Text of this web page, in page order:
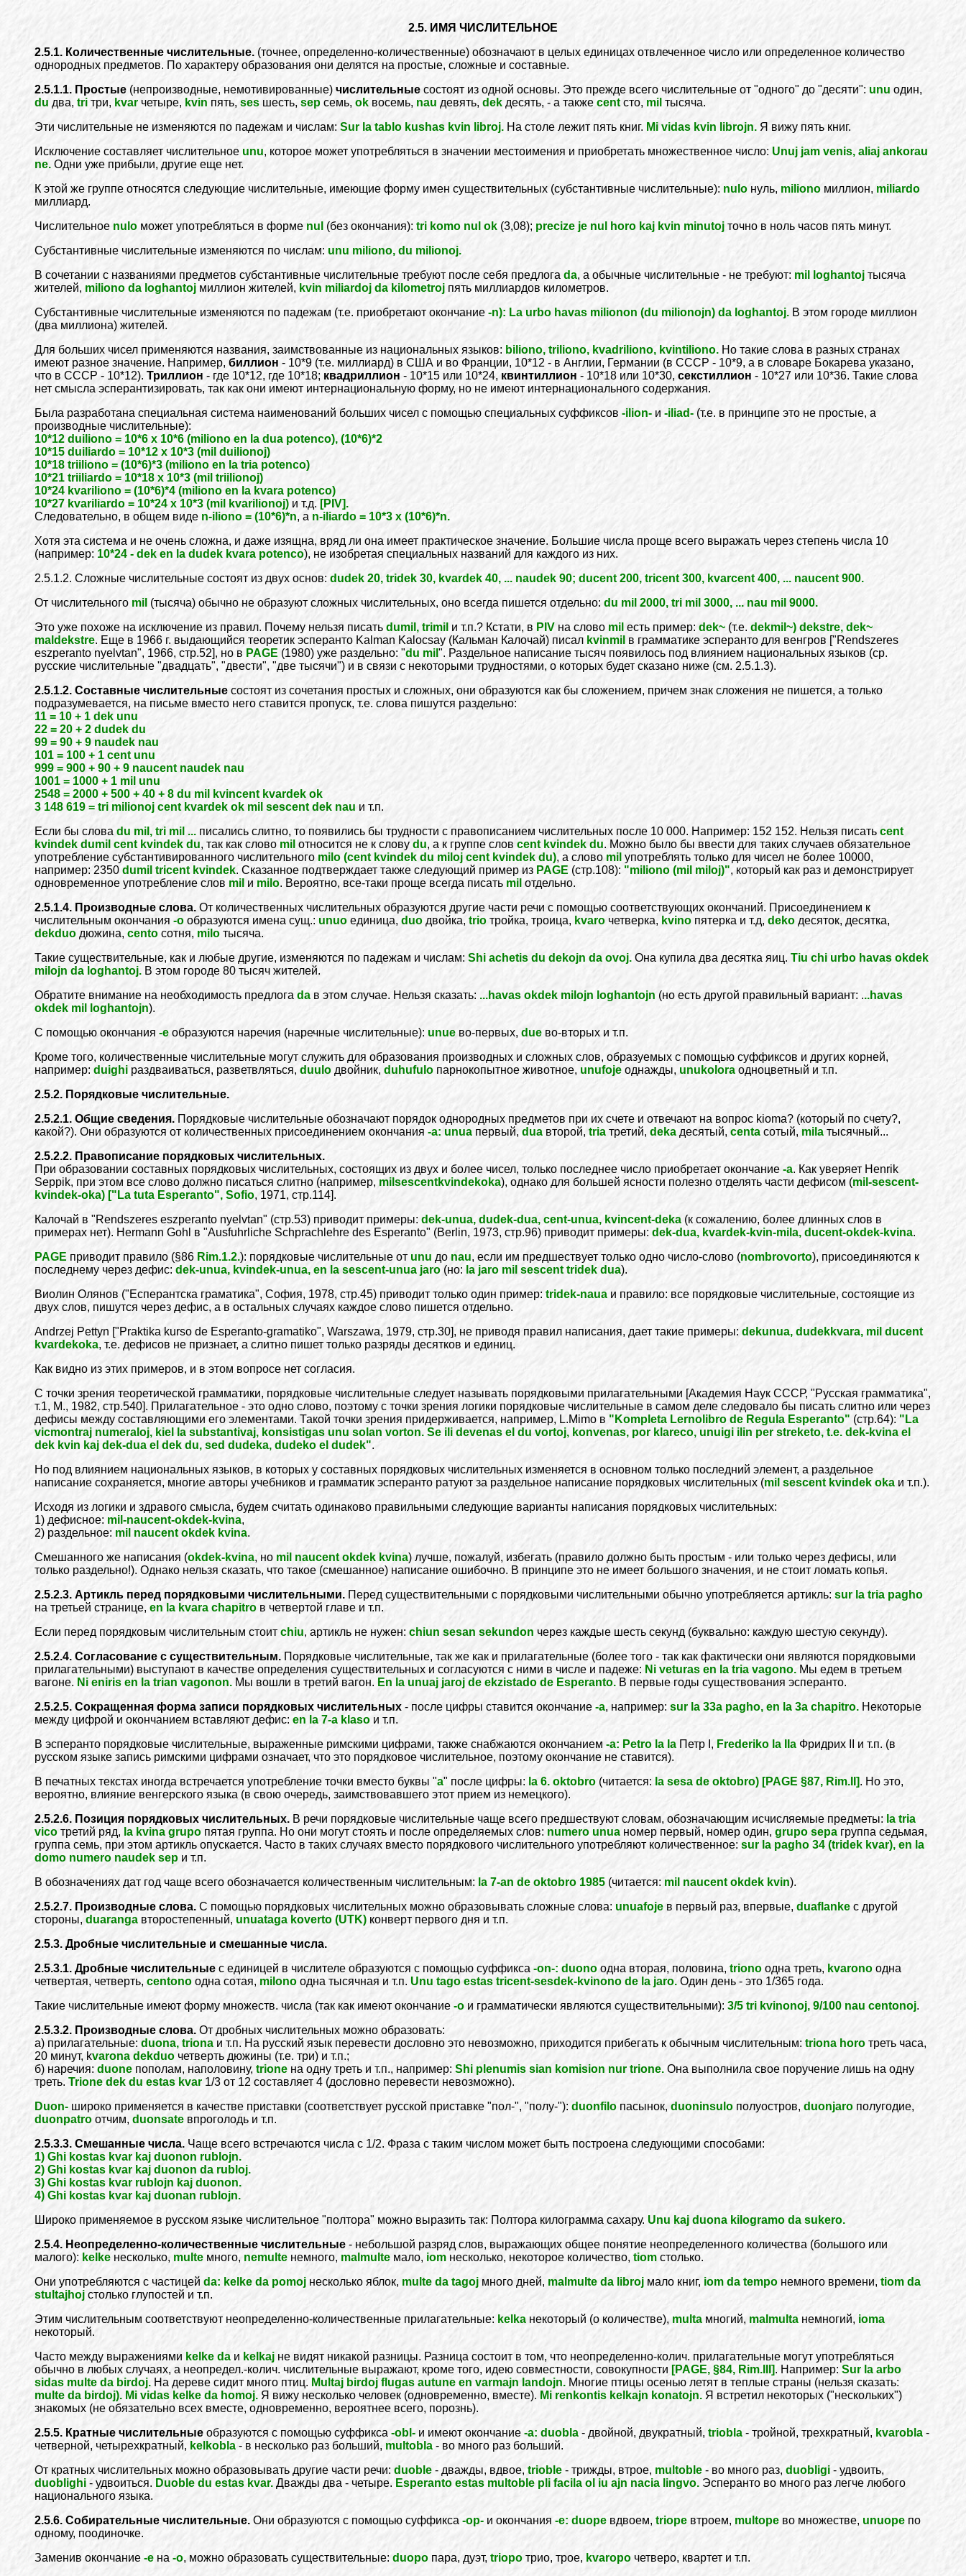
2.5. ИМЯ ЧИСЛИТЕЛЬНОЕ
2.5.1. Количественные числительные. (точнее, определенно-количественные) обозначают в целых единицах отвлеченное число или определенное количество
однородных предметов. По характеру образования они делятся на простые, сложные и составные.
2.5.1.1. Простые (непроизводные, немотивированные) числительные состоят из одной основы. Это прежде всего числительные от "одного" до "десяти": unu один,
du два, tri три, kvar четыре, kvin пять, ses шесть, sep семь, ok восемь, nau девять, dek десять, - а также centсто, mil тысяча.
Эти числительные не изменяются по падежам и числам: Sur la tablo kushas kvin libroj. На столе лежит пять книг. Mi vidas kvin librojn. Я вижу пять книг.
Исключение составляет числительное unu, которое может употребляться в значении местоимения и приобретать множественное число: Unuj jam venis, aliaj ankorau
ne. Одни уже прибыли, другие еще нет.
К этой же группе относятся следующие числительные, имеющие форму имен существительных (субстантивные числительные): nulo нуль, miliono миллион, miliardo
миллиард.
Числительное nulo может употребляться в форме nul (без окончания): tri komo nul ok (3,08); precize je nul horo kaj kvin minutoj точно в ноль часов пять минут.
Субстантивные числительные изменяются по числам: unu miliono, du milionoj.
В сочетании с названиями предметов субстантивные числительные требуют после себя предлога da, а обычные числительные - не требуют: mil loghantoj тысяча
жителей, miliono da loghantoj миллион жителей, kvin miliardoj da kilometroj пять миллиардов километров.
Субстантивные числительные изменяются по падежам (т.е. приобретают окончание -n): La urbo havas milionon (du milionojn) da loghantoj. В этом городе миллион
(два миллиона) жителей.
Для больших чисел применяются названия, заимствованные из национальных языков: biliono, triliono, kvadriliono, kvintiliono. Но такие слова в разных странах
имеют разное значение. Например, биллион - 10*9 (т.е. миллиард) в США и во Франции, 10*12 - в Англии, Германии (в СССР - 10*9, а в словаре Бокарева указано,
что в СССР - 10*12). Триллион - где 10*12, где 10*18; квадриллион - 10*15 или 10*24, квинтиллион - 10*18 или 10*30, секстиллион - 10*27 или 10*36. Такие слова
нет смысла эсперантизировать, так как они имеют интернациональную форму, но не имеют интернационального содержания.
Была разработана специальная система наименований больших чисел с помощью специальных суффиксов -ilion- и -iliad- (т.е. в принципе это не простые, а
производные числительные):
10*12 duiliono = 10*6 x 10*6 (miliono en la dua potenco), (10*6)*2
10*15 duiliardo = 10*12 x 10*3 (mil duilionoj)
10*18 triiliono = (10*6)*3 (miliono en la tria potenco)
10*21 triiliardo = 10*18 x 10*3 (mil triilionoj)
10*24 kvariliono = (10*6)*4 (miliono en la kvara potenco)
10*27 kvariliardo = 10*24 x 10*3 (mil kvarilionoj) и т.д. [PIV].
Следовательно, в общем виде n-iliono = (10*6)*n, а n-iliardo = 10*3 x (10*6)*n.
Хотя эта система и не очень сложна, и даже изящна, вряд ли она имеет практическое значение. Большие числа проще всего выражать через степень числа 10
(например: 10*24 - dek en la dudek kvara potenco), не изобретая специальных названий для каждого из них.
2.5.1.2. Сложные числительные состоят из двух основ: dudek 20, tridek 30, kvardek 40, ... naudek 90; ducent 200, tricent 300, kvarcent 400, ... naucent 900.
От числительного mil (тысяча) обычно не образуют сложных числительных, оно всегда пишется отдельно: du mil 2000, tri mil 3000, ... nau mil 9000.
Это уже похоже на исключение из правил. Почему нельзя писать dumil, trimil и т.п.? Кстати, в PIV на слово mil есть пример: dek~ (т.е. dekmil~) dekstre, dek~
maldekstre. Еще в 1966 г. выдающийся теоретик эсперанто Kalman Kalocsay (Кальман Калочай) писал kvinmil в грамматике эсперанто для венгров ["Rendszeres
eszperanto nyelvtan", 1966, стр.52], но в PAGE (1980) уже раздельно: "du mil ". Раздельное написание тысяч появилось под влиянием национальных языков (ср.
русские числительные "двадцать", "двести", "две тысячи") и в связи с некоторыми трудностями, о которых будет сказано ниже (см. 2.5.1.3).
2.5.1.2. Составные числительные состоят из сочетания простых и cложных, они образуются как бы сложением, причем знак сложения не пишется, а только
подразумевается, на письме вместо него ставится пропуск, т.е. слова пишутся раздельно:
11 = 10 + 1 dek unu
22 = 20 + 2 dudek du
99 = 90 + 9 naudek nau
101 = 100 + 1 cent unu
999 = 900 + 90 + 9 naucent naudek nau
1001 = 1000 + 1 mil unu
2548 = 2000 + 500 + 40 + 8 du mil kvincent kvardek ok
3 148 619 = tri milionoj cent kvardek ok mil sescent dek nau и т.п.
Если бы слова du mil, tri mil ... писались слитно, то появились бы трудности с правописанием числительных после 10 000. Например: 152 152. Нельзя писать cent
kvindek dumil cent kvindek du, так как слово mil относится не к слову du, а к группе слов cent kvindek du. Можно было бы ввести для таких случаев обязательное
употребление субстантивированного числительного milo (cent kvindek du miloj cent kvindek du), а слово mil употреблять только для чисел не более 10000,
например: 2350 dumil tricent kvindek. Сказанное подтверждает также следующий пример из PAGE (стр.108): "miliono (mil miloj)", который как раз и демонстрирует
одновременное употребление слов mil и milo. Вероятно, все-таки проще всегда писать mil отдельно.
2.5.1.4. Производные слова. От количественных числительных образуются другие части речи с помощью соответствующих окончаний. Присоединением к
числительным окончания -о образуются имена сущ.: unuo единица, duo двойка, trio тройка, троица, kvaro четверка, kvino пятерка и т.д, deko десяток, десятка,
dekduo дюжина, cento сотня, milo тысяча.
Такие существительные, как и любые другие, изменяются по падежам и числам: Shi achetis du dekojn da ovoj. Она купила два десятка яиц. Tiu chi urbo havas okdek
milojn da loghantoj. В этом городе 80 тысяч жителей.
Обратите внимание на необходимость предлога da в этом случае. Нельзя сказать: ...havas okdek milojn loghantojn (но есть другой правильный вариант: ...havas
okdek mil loghantojn).
С помощью окончания -е образуются наречия (наречные числительные): unue во-первых, due во-вторых и т.п.
Кроме того, количественные числительные могут служить для образования производных и сложных слов, образуемых с помощью суффиксов и других корней,
например: duighi раздваиваться, разветвляться, duulo двойник, duhufulo парнокопытное животное, unufoje однажды, unukolora одноцветный и т.п.
2.5.2. Порядковые числительные.
2.5.2.1. Общие сведения. Порядковые числительные обозначают порядок однородных предметов при их счете и отвечают на вопрос kioma? (который по счету?,
какой?). Они образуются от количественных присоединением окончания -а: unua первый, dua второй, tria третий, deka десятый, centa сотый, mila тысячный...
2.5.2.2. Правописание порядковых числительных.
При образовании составных порядковых числительных, состоящих из двух и более чисел, только последнее число приобретает окончание -а. Как уверяет Henrik
Seppik, при этом все слово должно писаться слитно (например, milsescentkvindekoka), однако для большей ясности полезно отделять части дефисом (mil-sescent-
kvindek-oka) ["La tuta Esperanto", Sofio, 1971, стр.114].
Калочай в "Rendszeres eszperanto nyelvtan" (стр.53) приводит примеры: dek-unua, dudek-dua, cent-unua, kvincent-deka (к сожалению, более длинных слов в
примерах нет). Hermann Gohl в "Ausfuhrliche Schprachlehre des Esperanto" (Berlin, 1973, стр.96) приводит примеры: dek-dua, kvardek-kvin-mila, ducent-okdek-kvina.
PAGE приводит правило (§86 Rim.1.2.): порядковые числительные от unu до nau, если им предшествует только одно число-слово (nombrovorto), присоединяются к
последнему через дефис: dek-unua, kvindek-unua, en la sescent-unua jaro (но: la jaro mil sescent tridek dua).
Виолин Олянов ("Есперантска граматика", София, 1978, стр.45) приводит только один пример: tridek-naua и правило: все порядковые числительные, состоящие из
двух слов, пишутся через дефис, а в остальных случаях каждое слово пишется отдельно.
Andrzej Pettyn ["Praktika kurso de Esperanto-gramatiko", Warszawa, 1979, стр.30], не приводя правил написания, дает такие примеры: dekunua, dudekkvara, mil ducent
kvardekoka, т.е. дефисов не признает, а слитно пишет только разряды десятков и единиц.
Как видно из этих примеров, и в этом вопросе нет согласия.
С точки зрения теоретической грамматики, порядковые числительные следует называть порядковыми прилагательными [Академия Наук СССР, "Русская грамматика",
т.1, М., 1982, стр.540]. Прилагательное - это одно слово, поэтому с точки зрения логики порядковые числительные в самом деле следовало бы писать слитно или через
дефисы между составляющими его элементами. Такой точки зрения придерживается, например, L.Mimo в "Kompleta Lernolibro de Regula Esperanto" (стр.64): "La
vicmontraj numeraloj, kiel la substantivaj, konsistigas unu solan vorton. Se ili devenas el du vortoj, konvenas, por klareco, unuigi ilin per streketo, t.e. dek-kvina el
dek kvin kaj dek-dua el dek du, sed dudeka, dudeko el dudek".
Но под влиянием национальных языков, в которых у составных порядковых числительных изменяется в основном только последний элемент, а раздельное
написание сохраняется, многие авторы учебников и грамматик эсперанто ратуют за раздельное написание порядковых числительных (mil sescent kvindek oka и т.п.).
Исходя из логики и здравого смысла, будем считать одинаково правильными следующие варианты написания порядковых числительных:
1) дефисное: mil-naucent-okdek-kvina,
2) раздельное: mil naucent okdek kvina.
Смешанного же написания (okdek-kvina, но mil naucent okdek kvina) лучше, пожалуй, избегать (правило должно быть простым - или только через дефисы, или
только раздельно!). Однако нельзя сказать, что такое (смешанное) написание ошибочно. В принципе это не имеет большого значения, и не стоит ломать копья.
2.5.2.3. Артикль перед порядковыми числительными. Перед существительными с порядковыми числительными обычно употребляется артикль: sur la tria pagho
на третьей странице, en la kvara chapitro в четвертой главе и т.п.
Если перед порядковым числительным стоит chiu, артикль не нужен: chiun sesan sekundon через каждые шесть секунд (буквально: каждую шестую секунду).
2.5.2.4. Согласование с существительным. Порядковые числительные, так же как и прилагательные (более того - так как фактически они являются порядковыми
прилагательными) выступают в качестве определения существительных и согласуются с ними в числе и падеже: Ni veturas en la tria vagono. Мы едем в третьем
вагоне. Ni eniris en la trian vagonon. Мы вошли в третий вагон. En la unuaj jaroj de ekzistado de Esperanto. В первые годы существования эсперанто.
2.5.2.5. Сокращенная форма записи порядковых числительных - после цифры ставится окончание -а, например: sur la 33a pagho, en la 3a chapitro. Некоторые
между цифрой и окончанием вставляют дефис: en la 7-a klaso и т.п.
В эсперанто порядковые числительные, выраженные римскими цифрами, также снабжаются окончанием -а: Petro la Ia Петр I, Frederiko la IIa Фридрих II и т.п. (в
русском языке запись римскими цифрами означает, что это порядковое числительное, поэтому окончание не ставится).
В печатных текстах иногда встречается употребление точки вместо буквы "а" после цифры: la 6. oktobro (читается: la sesa de oktobro) [PAGE §87, Rim.II]. Но это,
вероятно, влияние венгерского языка (в свою очередь, заимствовавшего этот прием из немецкого).
2.5.2.6. Позиция порядковых числительных. В речи порядковые числительные чаще всего предшествуют словам, обозначающим исчисляемые предметы: la tria
vico третий ряд, la kvina grupo пятая группа. Но они могут стоять и после определяемых слов: numero unua номер первый, номер один, grupo sepa группа седьмая,
группа семь, при этом артикль опускается. Часто в таких случаях вместо порядкового числительного употребляют количественное: sur la pagho 34 (tridek kvar), en la
domo numero naudek sep и т.п.
В обозначениях дат год чаще всего обозначается количественным числительным: la 7-an de oktobro 1985 (читается: mil naucent okdek kvin).
2.5.2.7. Производные слова. С помощью порядковых числительных можно образовывать сложные слова: unuafoje в первый раз, впервые, duaflanke с другой
стороны, duaranga второстепенный, unuataga koverto (UTK) конверт первого дня и т.п.
2.5.3. Дробные числительные и смешанные числа.
2.5.3.1. Дробные числительные с единицей в числителе образуются с помощью суффикса -on-: duono одна вторая, половина, triono одна треть, kvarono одна
четвертая, четверть, centono одна сотая, milono одна тысячная и т.п. Unu tago estas tricent-sesdek-kvinono de la jaro. Один день - это 1/365 года.
Такие числительные имеют форму множеств. числа (так как имеют окончание -о и грамматически являются существительными): 3/5 tri kvinonoj, 9/100 nau centonoj.
2.5.3.2. Производные слова. От дробных числительных можно образовать:
а) прилагательные: duona, triona и т.п. На русский язык перевести дословно это невозможно, приходится прибегать к обычным числительным: triona horo треть часа,
20 минут, kvarona dekduo четверть дюжины (т.е. три) и т.п.;
б) наречия: duone пополам, наполовину, trione на одну треть и т.п., например: Shi plenumis sian komision nur trione. Она выполнила свое поручение лишь на одну
треть. Trione dek du estas kvar 1/3 от 12 составляет 4 (дословно перевести невозможно).
Duon- широко применяется в качестве приставки (соответствует русской приставке "пол-", "полу-"): duonfilo пасынок, duoninsulo полуостров, duonjaro полугодие,
duonpatro отчим, duonsate впроголодь и т.п.
2.5.3.3. Смешанные числа. Чаще всего встречаются числа с 1/2. Фраза с таким числом может быть построена следующими способами:
1) Ghi kostas kvar kaj duonon rublojn.
2) Ghi kostas kvar kaj duonon da rubloj.
3) Ghi kostas kvar rublojn kaj duonon.
4) Ghi kostas kvar kaj duonan rublojn.
Широко применяемое в русском языке числительное "полтора" можно выразить так: Полтора килограмма сахару. Unu kaj duona kilogramo da sukero.
2.5.4. Неопределенно-количественные числительные - небольшой разряд слов, выражающих общее понятие неопределенного количества (большого или
малого): kelke несколько, multe много, nemulte немного, malmulte мало, iom несколько, некоторое количество, tiom столько.
Они употребляются с частицей da: kelke da pomoj несколько яблок, multe da tagoj много дней, malmulte da libroj мало книг, iom da tempo немного времени, tiom da
stultajhoj столько глупостей и т.п.
Этим числительным соответствуют неопределенно-количественные прилагательные: kelka некоторый (о количестве), multa многий, malmulta немногий, ioma
некоторый.
Часто между выражениями kelke da и kelkaj не видят никакой разницы. Разница состоит в том, что неопределенно-колич. прилагательные могут употребляться
обычно в любых случаях, а неопредел.-колич. числительные выражают, кроме того, идею совместности, совокупности [PAGE, §84, Rim.III]. Например: Sur la arbo
sidas multe da birdoj. На дереве сидит много птиц. Multaj birdoj flugas autune en varmajn landojn. Многие птицы осенью летят в теплые страны (нельзя сказать:
multe da birdoj). Mi vidas kelke da homoj. Я вижу несколько человек (одновременно, вместе). Mi renkontis kelkajn konatojn. Я встретил некоторых ("нескольких")
знакомых (не обязательно всех вместе, одновременно, вероятнее всего, порознь).
2.5.5. Кратные числительные образуются с помощью суффикса -obl- и имеют окончание -а: duobla - двойной, двукратный, triobla - тройной, трехкратный, kvarobla -
четверной, четырехкратный, kelkobla - в несколько раз больший, multobla - во много раз больший.
От кратных числительных можно образовывать другие части речи: duoble - дважды, вдвое, trioble - трижды, втрое, multoble - во много раз, duobligi - удвоить,
duoblighi - удвоиться. Duoble du estas kvar. Дважды два - четыре. Esperanto estas multoble pli facila ol iu ajn nacia lingvo. Эсперанто во много раз легче любого
национального языка.
2.5.6. Собирательные числительные. Они образуются с помощью суффикса -op- и окончания -е: duope вдвоем, triope втроем, multope во множестве, unuope по
одному, поодиночке.
Заменив окончание -е на -о, можно образовать существительные: duopo пара, дуэт, triopo трио, трое, kvaropo четверо, квартет и т.п.